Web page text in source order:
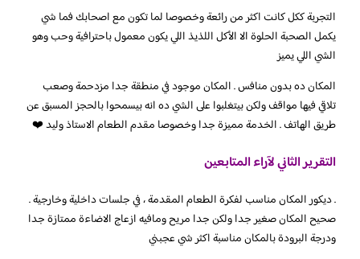
التجربة ككل كانت اكثر من رائعة وخصوصا لما تكون مع اصحابك فما شي
يكمل الصحبة الحلوة الا الأكل اللذيذ اللي يكون معمول باحترافية وحب وهو
الشي اللي يميز
المكان ده بدون منافس . المكان موجود في منطقة جدا مزدحمة وصعب
تلاقي فيها مواقف ولكن بيتغلبوا على الشي ده انه بيسمحوا بالحجز المسبق عن
طريق الهاتف . الخدمة مميزة جدا وخصوصا مقدم الطعام الاستاذ وليد ❤️
التقرير الثاني لآراء المتابعين
. ديكور المكان مناسب لفكرة الطعام المقدمة ، في جلسات داخلية وخارجية .
صحيح المكان صغير جدا ولكن جدا مريح ومافيه ازعاج الاضاءة ممتازة جدا
ودرجة البرودة بالمكان مناسبة اكثر شي عجبني